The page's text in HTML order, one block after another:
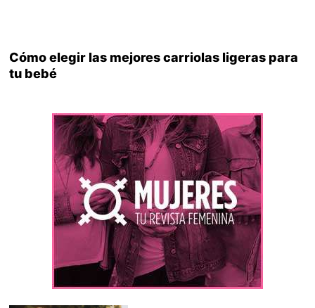
Cómo elegir las mejores carriolas ligeras para
tu bebé